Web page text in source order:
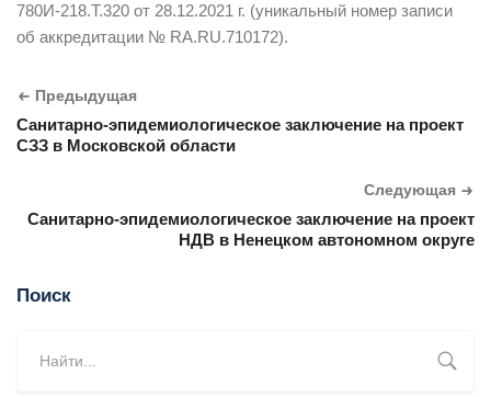
780И-218.Т.320 от 28.12.2021 г. (уникальный номер записи
об аккредитации № RA.RU.710172).
Предыдущая
Санитарно-эпидемиологическое заключение на проект
СЗЗ в Московской области
Следующая
Санитарно-эпидемиологическое заключение на проект
НДВ в Ненецком автономном округе
Поиск